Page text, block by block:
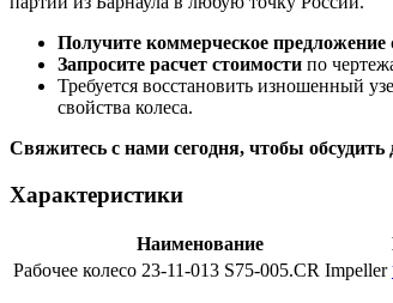
Получите коммерческое предложение
Запросите расчет стоимости по
Требуется восстановить изношенный
свойства колеса.
Свяжитесь с нами сегодня, чтобы обсудить
Характеристики
Наименование
Рабочее колесо 23-11-013 S75-005.CR Impeller